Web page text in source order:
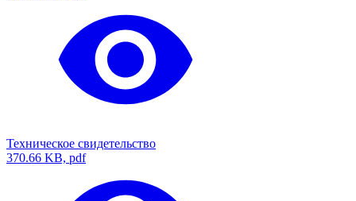
Техническое свидетельство
370.66 KB, pdf